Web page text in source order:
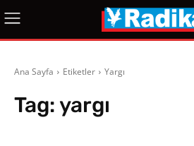
Ana Sayfa Etiketler Yargı
Tag: yargı